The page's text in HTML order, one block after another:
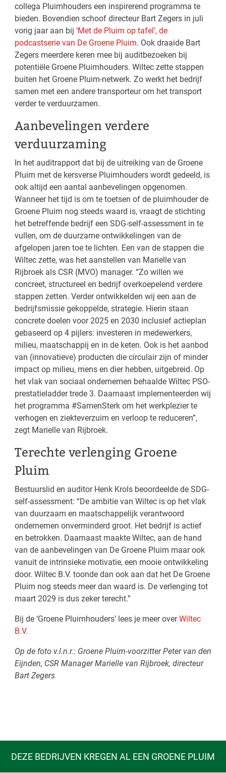
collega Pluimhouders een inspirerend programma te
bieden. Bovendien schoof directeur Bart Zegers in juli
vorig jaar aan bij ‘Met de Pluim op tafel’, de
podcastserie van De Groene Pluim. Ook draaide Bart
Zegers meerdere keren mee bij auditbezoeken bij
potentiële Groene Pluimhouders. Wiltec zette stappen
buiten het Groene Pluim-netwerk. Zo werkt het bedrijf
samen met een andere transporteur om het transport
verder te verduurzamen.
Aanbevelingen verdere
verduurzaming
In het auditrapport dat bij de uitreiking van de Groene
Pluim met de kersverse Pluimhouders wordt gedeeld, is
ook altijd een aantal aanbevelingen opgenomen.
Wanneer het tijd is om te toetsen of de pluimhouder de
Groene Pluim nog steeds waard is, vraagt de stichting
het betreffende bedrijf een SDG-self-assessment in te
vullen, om de duurzame ontwikkelingen van de
afgelopen jaren toe te lichten. Een van de stappen die
Wiltec zette, was het aanstellen van Marielle van
Rijbroek als CSR (MVO) manager. “Zo willen we
concreet, structureel en bedrijf overkoepelend verdere
stappen zetten. Verder ontwikkelden wij een aan de
bedrijfsmissie gekoppelde, strategie. Hierin staan
concrete doelen voor 2025 en 2030 inclusief actieplan
gebaseerd op 4 pijlers: investeren in medewerkers,
milieu, maatschappij en in de keten. Ook is het aanbod
van (innovatieve) producten die circulair zijn of minder
impact op milieu, mens en dier hebben, uitgebreid. Op
het vlak van sociaal ondernemen behaalde Wiltec PSO-
prestatieladder trede 3. Daarnaast implementeerden wij
het programma #SamenSterk om het werkplezier te
verhogen en ziekteverzuim en verloop te reduceren”,
zegt Marielle van Rijbroek.
Terechte verlenging Groene
Pluim
Bestuurslid en auditor Henk Krols beoordeelde de SDG-
self-assessment: “De ambitie van Wiltec is op het vlak
van duurzaam en maatschappelijk verantwoord
ondernemen onverminderd groot. Het bedrijf is actief
en betrokken. Daarnaast maakte Wiltec, aan de hand
van de aanbevelingen van De Groene Pluim maar ook
vanuit de intrinsieke motivatie, een mooie ontwikkeling
door. Wiltec B.V. toonde dan ook aan dat het De Groene
Pluim nog steeds meer dan waard is. De verlenging tot
maart 2029 is dus zeker terecht.”
Bij de ‘Groene Pluimhouders’ lees je meer overWiltec
B.V.
Op de foto v.l.n.r.: Groene Pluim-voorzitter Peter van den
Eijnden, CSR Manager Marielle van Rijbroek, directeur
Bart Zegers
DEZE BEDRIJVEN KREGEN AL EEN GROENE PLUIM